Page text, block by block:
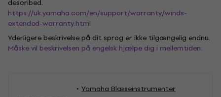
described.
https://uk.yamaha.com/en/support/warranty/winds-
extended-warranty.html
Yderligere beskrivelse på dit sprog er ikke tilgængelig endnu.
Måske vil beskrivelsen på engelsk hjælpe dig i mellemtiden.
Yamaha Blæseinstrumenter